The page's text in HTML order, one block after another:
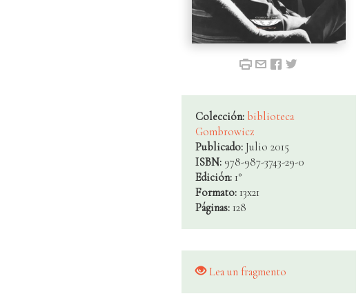
Colección: biblioteca
Gombrowicz
Publicado: Julio 2015
ISBN: 978-987-3743-29-0
Edición: 1°
Formato: 13x21
Páginas: 128
Lea un fragmento